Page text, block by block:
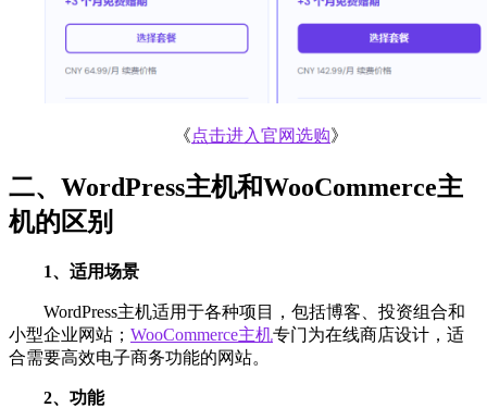
《点击进入官网选购》
二、WordPress主机和WooCommerce主
机的区别
1、适用场景
WordPress主机适用于各种项目，包括博客、投资组合和
小型企业网站； WooCommerce主机专门为在线商店设计，适
合需要高效电子商务功能的网站。
2、功能